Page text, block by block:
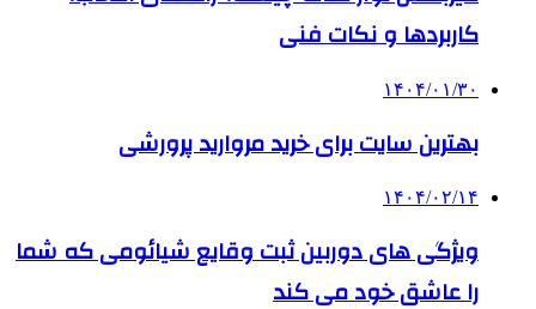
کاربردها و نکات فنی
۱۴۰۴/۰۱/۳۰
بهترین سایت برای خرید مروارید پرورشی
۱۴۰۴/۰۲/۱۴
ویژگی های دوربین ثبت وقایع شیائومی که شما
را عاشق خود می کند